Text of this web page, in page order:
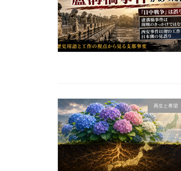
再生と希望